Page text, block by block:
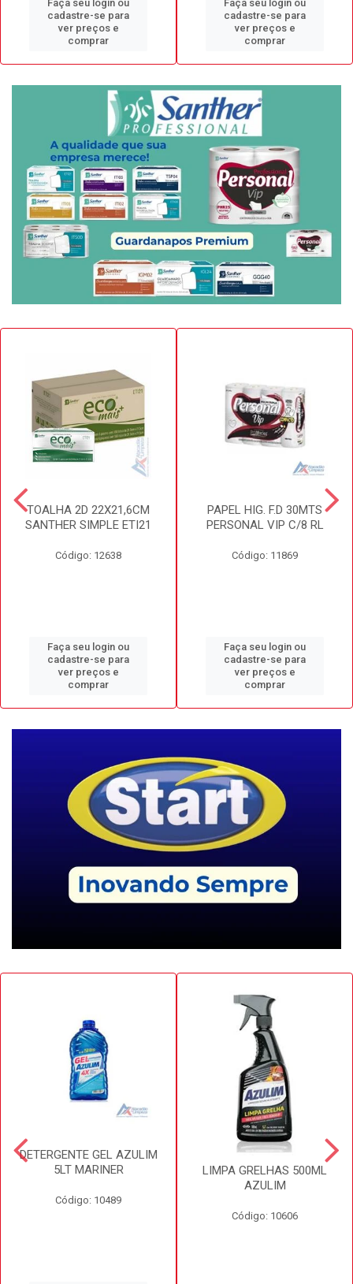
Faça seu login ou
cadastre-se para
ver preços e
comprar
Faça seu login ou
cadastre-se para
ver preços e
comprar
TOALHA 2D 22X21,6CM
SANTHER SIMPLE ETI21
Código: 12638
Faça seu login ou
cadastre-se para
ver preços e
comprar
PAPEL HIG. F.D 30MTS
PERSONAL VIP C/8 RL
Código: 11869
Faça seu login ou
cadastre-se para
ver preços e
comprar
DETERGENTE GEL AZULIM
5LT MARINER
Código: 10489
LIMPA GRELHAS 500ML
AZULIM
Código: 10606